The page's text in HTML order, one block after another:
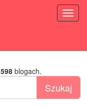
598blogach.